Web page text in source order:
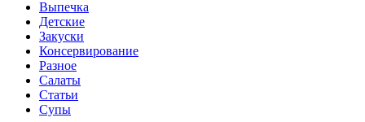
Выпечка
Детские
Закуски
Консервирование
Разное
Салаты
Статьи
Супы